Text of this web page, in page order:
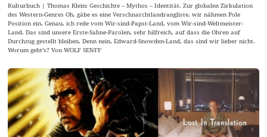
Kulturbuch | Thomas Klein: Geschichte – Mythos – Identität. Zur globalen Zirkulation
des Western-Genres Oh, gäbe es eine Verschnarchtlandrangliste, wir nähmen Pole
Position ein. Genau, ich rede vom Wir-sind-Papst-Land, vom Wir-sind-Weltmeister-
Land. Das sind unsere Erste-Sahne-Parolen, sehr hilfreich, auf dass die Ohren auf
Durchzug gestellt bleiben. Denn nein, Edward-Snowden-Land, das sind wir lieber nicht.
Worum geht’s? Von WOLF SENFF